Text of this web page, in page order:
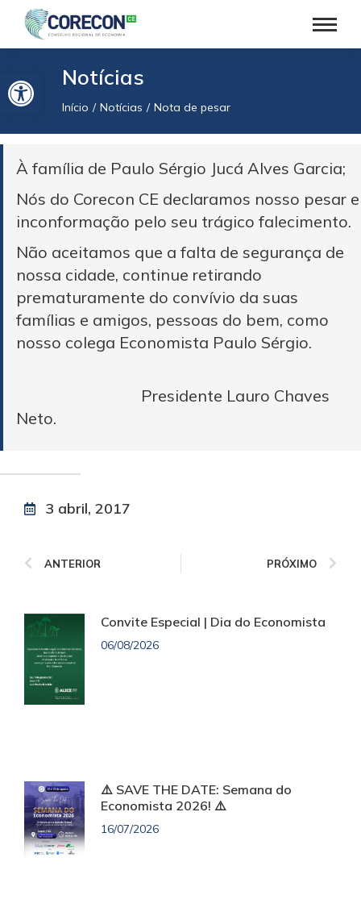
Barra de Ferramentas AbertaNotícias
Você está aqui:
Início Notícias Nota de pesar
À família de Paulo Sérgio Jucá Alves Garcia;
Nós do Corecon CE declaramos nosso pesar e
inconformação pelo seu trágico falecimento.
Não aceitamos que a falta de segurança de
nossa cidade, continue retirando
prematuramente do convívio da suas
famílias e amigos, pessoas do bem, como
nosso colega Economista Paulo Sérgio.
Presidente Lauro Chaves
Neto.
3 abril, 2017
ANTERIOR PRÓXIMO
Convite Especial | Dia do Economista
06/08/2026
⚠️ SAVE THE DATE: Semana do
Economista 2026! ⚠️
16/07/2026